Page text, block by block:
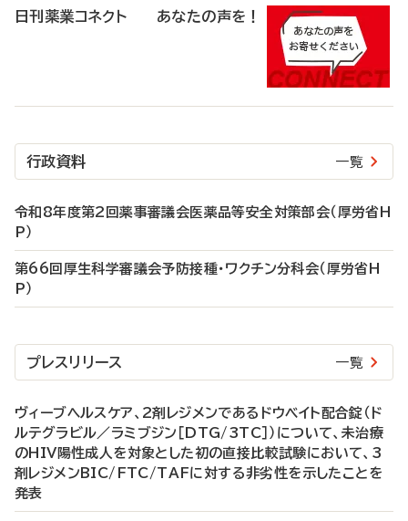
日刊薬業コネクト あなたの声を！
行政資料 一覧
令和8年度第2回薬事審議会医薬品等安全対策部会（厚労省H
P）
第66回厚生科学審議会予防接種・ワクチン分科会（厚労省H
P）
プレスリリース 一覧
ヴィーブヘルスケア、2剤レジメンであるドウベイト配合錠（ド
ルテグラビル／ラミブジン［DTG/3TC］）について、未治療
のHIV陽性成人を対象とした初の直接比較試験において、3
剤レジメンBIC/FTC/TAFに対する非劣性を示したことを
発表